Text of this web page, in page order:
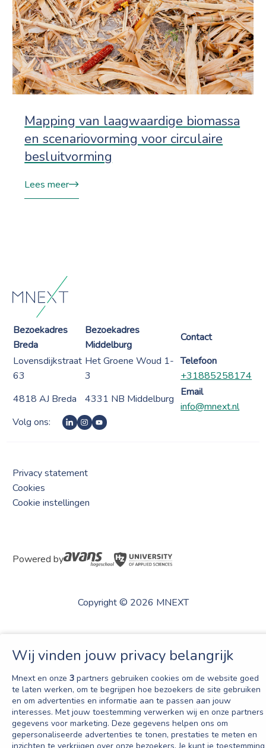
Mapping van laagwaardige biomassa
en scenariovorming voor circulaire
besluitvorming
Lees meer
Bezoekadres
Breda
Bezoekadres
Middelburg
Contact
Lovensdijkstraat
63
Het Groene Woud 1-
3
Telefoon
+31885258174
4818 AJ Breda
4331 NB Middelburg
Email
info@mnext.nl
Volg ons:
Copyright © 2026 MNEXT
Powered by
Privacy statement
Cookies
Cookie instellingen
Wij vinden jouw privacy belangrijk
Mnext en onze 3 partners gebruiken cookies om de website goed
te laten werken, om te begrijpen hoe bezoekers de site gebruiken
en om advertenties en informatie aan te passen aan jouw
interesses. Met jouw toestemming verwerken wij en onze partners
gegevens voor marketing. Deze gegevens helpen ons om
gepersonaliseerde advertenties te tonen, prestaties te meten en
inzichten te verkrijgen over onze bezoekers. Je kunt je toestemming